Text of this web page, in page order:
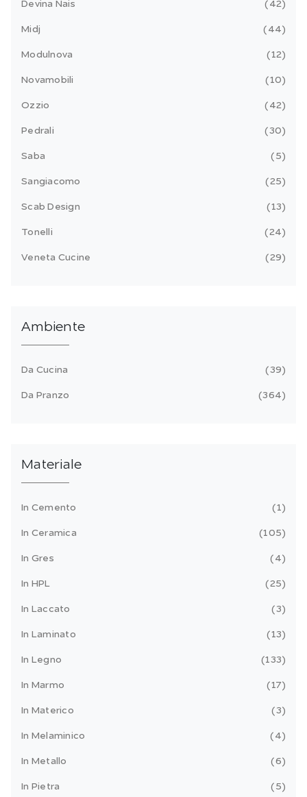
Devina Nais 42
Midj 44
Modulnova 12
Novamobili 10
Ozzio 42
Pedrali 30
Saba 5
Sangiacomo 25
Scab Design 13
Tonelli 24
Veneta Cucine 29
Ambiente
Da Cucina 39
Da Pranzo 364
Materiale
In Cemento 1
In Ceramica 105
In Gres 4
In HPL 25
In Laccato 3
In Laminato 13
In Legno 133
In Marmo 17
In Materico 3
In Melaminico 4
In Metallo 6
In Pietra 5